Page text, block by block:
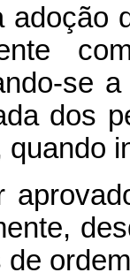
adoção
se
dos